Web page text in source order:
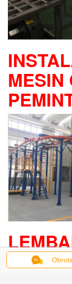
MESIN
Queena
Good day, what